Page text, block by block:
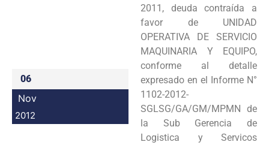
06
Nov
2012
2011, deuda contraída a
favor de UNIDAD
OPERATIVA DE SERVICIO
MAQUINARIA Y EQUIPO,
conforme al detalle
expresado en el Informe N°
1102-2012-
SGLSG/GA/GM/MPMN de
la Sub Gerencia de
Logistica y Servicos